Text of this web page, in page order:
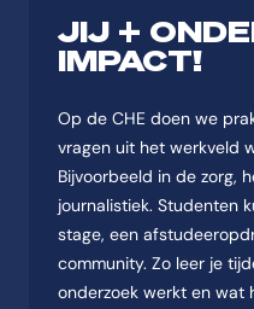
JIJ +
IMPACT!
Op de CHE doen we
vragen uit het werkveld
Bijvoorbeeld in de zorg,
journalistiek. Studenten
stage, een
community. Zo leer je
onderzoek werkt en wat